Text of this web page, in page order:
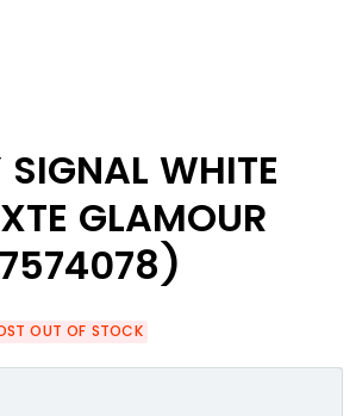
SIGNAL WHITE
GLAMOUR
OUT OF STOCK